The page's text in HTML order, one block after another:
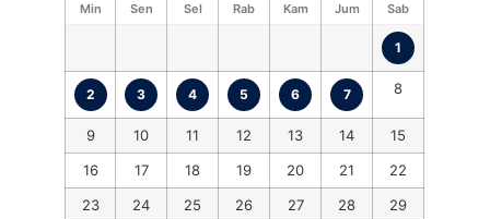
Min Sen Sel Rab Kam Jum Sab
1
2 3 4 5 6 7 8
9 10 11 12 13 14
15
16
17 18 19 20 21
22
23
24 25 26 27 28
29